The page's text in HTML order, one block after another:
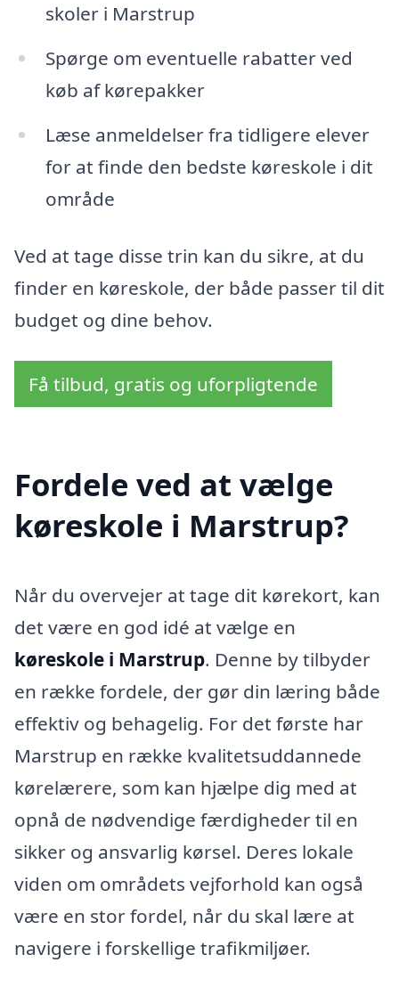
skoler i Marstrup
Spørge om eventuelle rabatter ved
køb af kørepakker
Læse anmeldelser fra tidligere elever
for at finde den bedste køreskole i dit
område
Ved at tage disse trin kan du sikre, at du
finder en køreskole, der både passer til dit
budget og dine behov.
Få tilbud, gratis og uforpligtende
Fordele ved at vælge
køreskole i Marstrup?
Når du overvejer at tage dit kørekort, kan
det være en god idé at vælge en
køreskole i Marstrup. Denne by tilbyder
en række fordele, der gør din læring både
effektiv og behagelig. For det første har
Marstrup en række kvalitetsuddannede
kørelærere, som kan hjælpe dig med at
opnå de nødvendige færdigheder til en
sikker og ansvarlig kørsel. Deres lokale
viden om områdets vejforhold kan også
være en stor fordel, når du skal lære at
navigere i forskellige trafikmiljøer.